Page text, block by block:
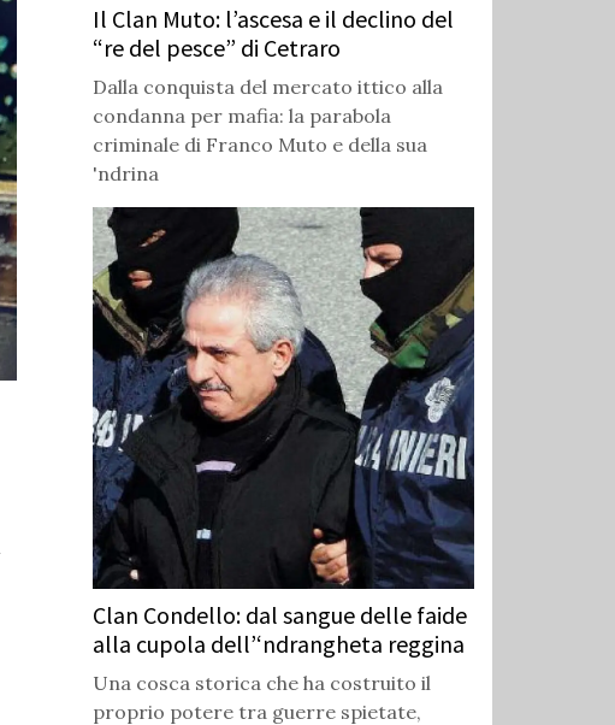
Il Clan Muto: l’ascesa e il declino del
“re del pesce” di Cetraro
Dalla conquista del mercato ittico alla
condanna per mafia: la parabola
criminale di Franco Muto e della sua
'ndrina
Clan Condello: dal sangue delle faide
alla cupola dell’‘ndrangheta reggina
Una cosca storica che ha costruito il
proprio potere tra guerre spietate,